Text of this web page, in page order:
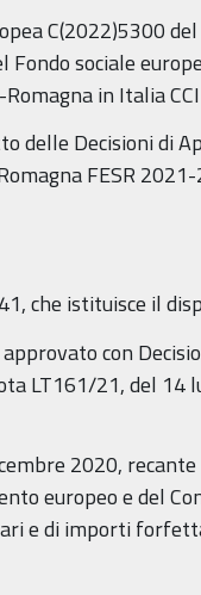
C(2022)5300
Fondo sociale
in Italia
Decisioni di
FESR
istituisce il
con
LT161/21, del
2020, recante
europeo e del
e di importi